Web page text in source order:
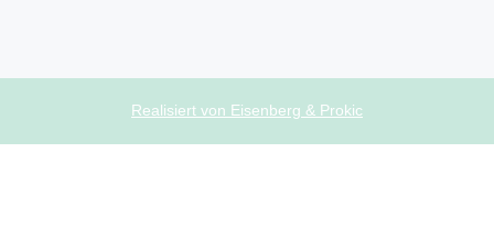
Realisiert von Eisenberg & Prokic